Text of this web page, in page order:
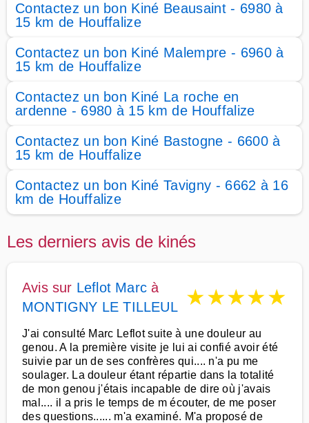
Contactez un bon Kiné Beausaint - 6980 à
15 km de Houffalize
Contactez un bon Kiné Malempre - 6960 à
15 km de Houffalize
Contactez un bon Kiné La roche en
ardenne - 6980 à 15 km de Houffalize
Contactez un bon Kiné Bastogne - 6600 à
15 km de Houffalize
Contactez un bon Kiné Tavigny - 6662 à 16
km de Houffalize
Les derniers avis de kinés
Avis sur Leflot Marc à
MONTIGNY LE TILLEUL ★★★★★
J'ai consulté Marc Leflot suite à une douleur au
genou. A la première visite je lui ai confié avoir été
suivie par un de ses confrères qui.... n'a pu me
soulager. La douleur étant répartie dans la totalité
de mon genou j'étais incapable de dire où j'avais
mal.... il a pris le temps de m écouter, de me poser
des questions...... m'a examiné. M'a proposé de